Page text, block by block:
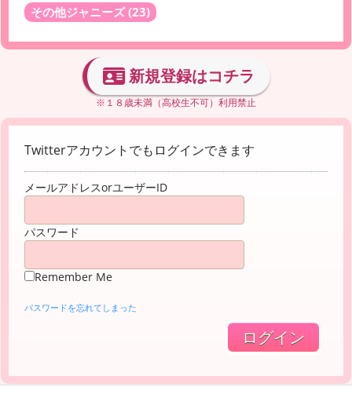
その他ジャニーズ(23)
新規登録はコチラ
※１８歳未満（高校生不可）利用禁止
Twitterアカウントでもログインできます
メールアドレスorユーザーID
パスワード
Remember Me
パスワードを忘れてしまった